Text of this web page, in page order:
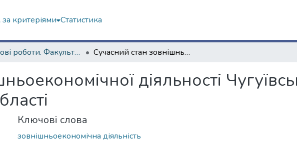
критеріями Статистика
Наукові роботи. Факультет геології, географіії, рекреації і туризму Сучасний стан зовнішньоекономічної діяльності Чугуївського району Харківської області
діяльності
Ключові слова
зовнішньоекономічна діяльність